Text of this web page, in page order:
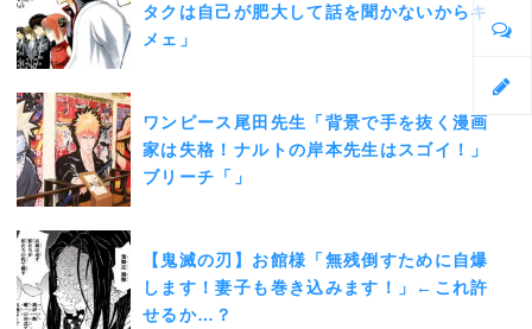
タクは自己が肥大して話を聞かないからキ
メェ」
ワンピース尾田先生「背景で手を抜く漫画
家は失格！ナルトの岸本先生はスゴイ！」
ブリーチ「」
【鬼滅の刃】お館様「無残倒すために自爆
します！妻子も巻き込みます！」←これ許
せるか…？